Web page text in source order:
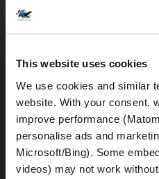
This website uses cookies
We use cookies and similar
website. With your consent,
improve performance
personalise ads and
Microsoft/Bing). Some
videos) may not work
Prije početka svoje moto
FAQ odjeljke o osiguranju,
Česta pitanja o
motocikle za najam
Moram li i dalje
dodatno osiguranje?